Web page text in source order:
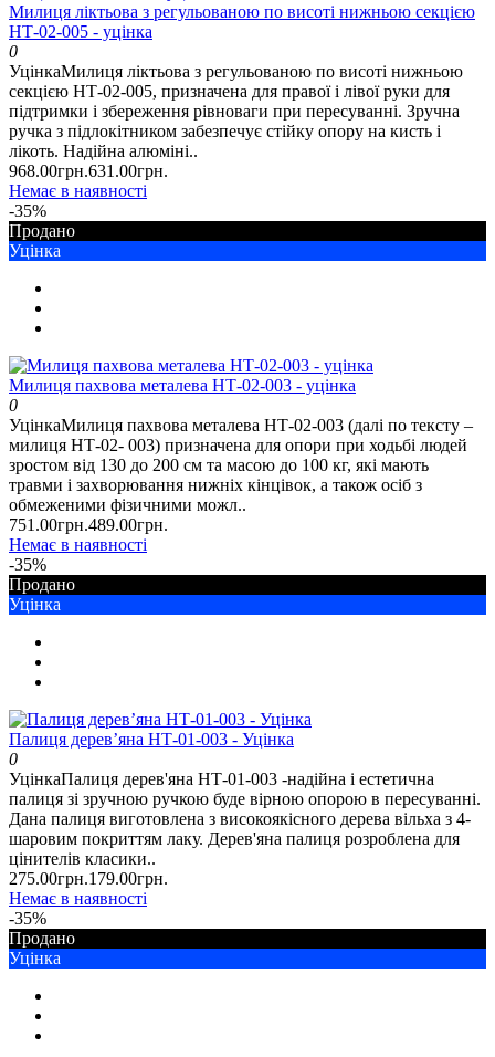
Милиця ліктьова з регульованою по висоті нижньою секцією
НТ-02-005 - уцінка
0
УцінкаМилиця ліктьова з регульованою по висоті нижньою
секцією НТ-02-005, призначена для правої і лівої руки для
підтримки і збереження рівноваги при пересуванні. Зручна
ручка з підлокітником забезпечує стійку опору на кисть і
лікоть. Надійна алюміні..
968.00грн.631.00грн.
Немає в наявності
-35%
Продано
Уцінка
Милиця пахвова металева НТ-02-003 - уцінка
0
УцінкаМилиця пахвова металева НТ-02-003 (далі по тексту –
милиця НТ-02- 003) призначена для опори при ходьбі людей
зростом від 130 до 200 см та масою до 100 кг, які мають
травми і захворювання нижніх кінцівок, а також осіб з
обмеженими фізичними можл..
751.00грн.489.00грн.
Немає в наявності
-35%
Продано
Уцінка
Палиця дерев’яна НТ-01-003 - Уцінка
0
УцінкаПалиця дерев'яна НТ-01-003 -надійна і естетична
палиця зі зручною ручкою буде вірною опорою в пересуванні.
Дана палиця виготовлена з високоякісного дерева вільха з 4-
шаровим покриттям лаку. Дерев'яна палиця розроблена для
цінителів класики..
275.00грн.179.00грн.
Немає в наявності
-35%
Продано
Уцінка